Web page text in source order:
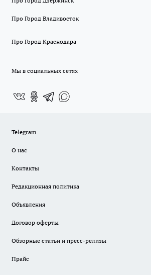
Про Город Владивосток
Про Город Краснодара
Мы в социальных сетях
Telegram
О нас
Контакты
Редакционная политика
Объявления
Договор оферты
Обзорные статьи и пресс-релизы
Прайс